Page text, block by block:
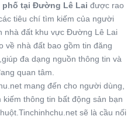
phố tại Đường Lê Lai được rao
tiêu chí tìm kiếm của người
nhà đất khu vực Đường Lê Lai
về nhà đất bao gồm tin đăng
đa dạng nguồn thông tin và
quan tâm.
mang đến cho người dùng,
thông tin bất động sản bạn
sẽ là cầu nối